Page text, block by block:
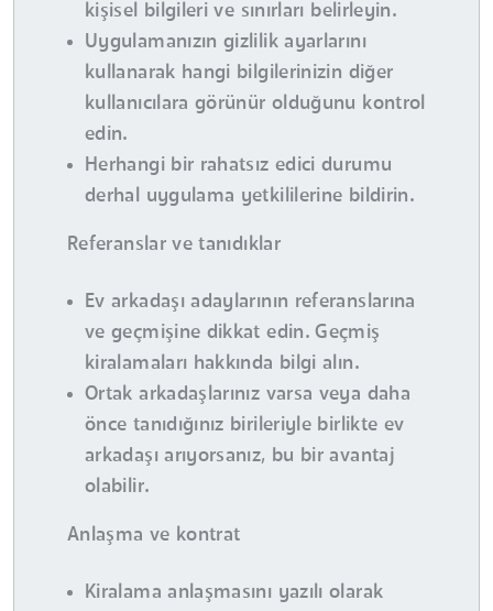
kişisel bilgileri ve sınırları belirleyin.
Uygulamanızın gizlilik ayarlarını
kullanarak hangi bilgilerinizin diğer
kullanıcılara görünür olduğunu kontrol
edin.
Herhangi bir rahatsız edici durumu
derhal uygulama yetkililerine bildirin.
Referanslar ve tanıdıklar
Ev arkadaşı adaylarının referanslarına
ve geçmişine dikkat edin. Geçmiş
kiralamaları hakkında bilgi alın.
Ortak arkadaşlarınız varsa veya daha
önce tanıdığınız birileriyle birlikte ev
arkadaşı arıyorsanız, bu bir avantaj
olabilir.
Anlaşma ve kontrat
Kiralama anlaşmasını yazılı olarak